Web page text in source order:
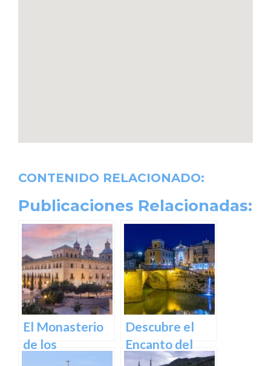
CONTENIDO RELACIONADO:
Publicaciones Relacionadas:
El Monasterio
de los
Jerónimos en
Descubre el
Encanto del
Puente de los